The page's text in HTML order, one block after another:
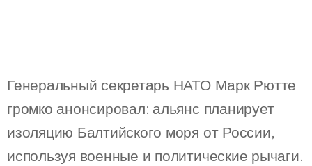
Генеральный секретарь НАТО Марк Рютте
громко анонсировал: альянс планирует
изоляцию Балтийского моря от России,
используя военные и политические рычаги.